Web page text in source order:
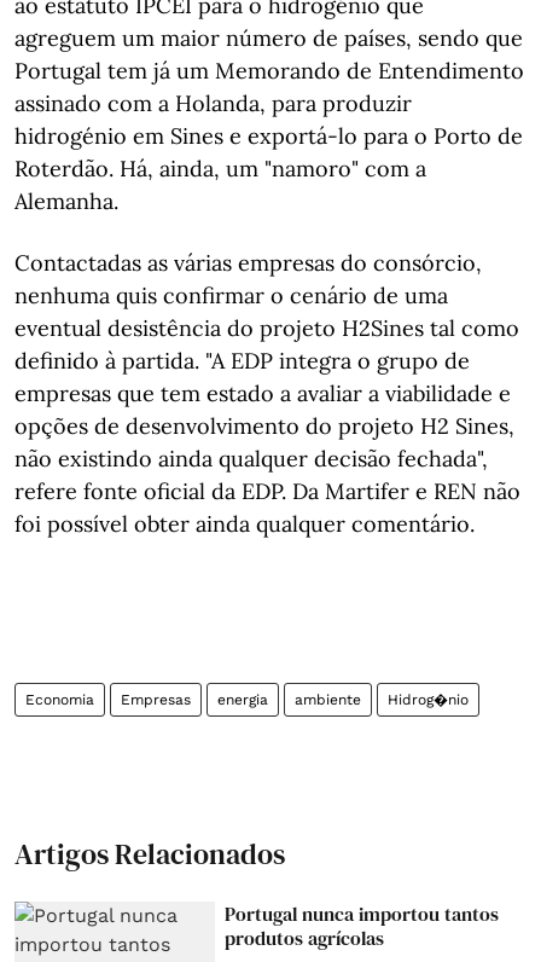
agreguem um maior número de países, sendo que
Portugal tem já um Memorando de Entendimento
assinado com a Holanda, para produzir
hidrogénio em Sines e exportá-lo para o Porto de
Roterdão. Há, ainda, um "namoro" com a
Alemanha.
Contactadas as várias empresas do consórcio,
nenhuma quis confirmar o cenário de uma
eventual desistência do projeto H2Sines tal como
definido à partida. "A EDP integra o grupo de
empresas que tem estado a avaliar a viabilidade e
opções de desenvolvimento do projeto H2 Sines,
não existindo ainda qualquer decisão fechada",
refere fonte oficial da EDP. Da Martifer e REN não
foi possível obter ainda qualquer comentário.
Economia Empresas energia ambiente Hidrog�nio
Artigos Relacionados
Portugal nunca importou tantos
produtos agrícolas